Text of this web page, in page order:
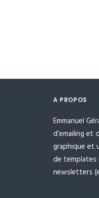
A PROPOS
Emmanuel
d’emailing
graphique et
de templates
newsletters